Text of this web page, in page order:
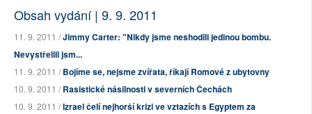
Obsah vydání | 9. 9. 2011
11. 9. 2011 /Jimmy Carter: "Nikdy jsme neshodili jedinou bombu.
Nevystřelili jsm...
11. 9. 2011 /Bojíme se, nejsme zvířata, říkají Romové z ubytovny
10. 9. 2011 /Rasistické násilnosti v severních Čechách
10. 9. 2011 /Izrael čelí nejhorší krizi ve vztazích s Egyptem za